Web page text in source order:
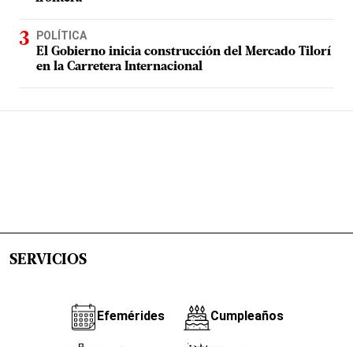
POLÍTICA
El Gobierno inicia construcción del Mercado Tilorí
en la Carretera Internacional
SERVICIOS
Efemérides Cumpleaños